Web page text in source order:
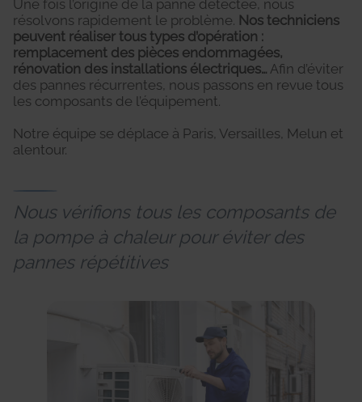
Une fois l’origine de la panne détectée, nous
résolvons rapidement le problème. Nos techniciens
peuvent réaliser tous types d’opération :
remplacement des pièces endommagées,
rénovation des installations électriques… Afin d’éviter
des pannes récurrentes, nous passons en revue tous
les composants de l’équipement.
Notre équipe se déplace à Paris, Versailles, Melun et
alentour.
Nous vérifions tous les composants de
la pompe à chaleur pour éviter des
pannes répétitives